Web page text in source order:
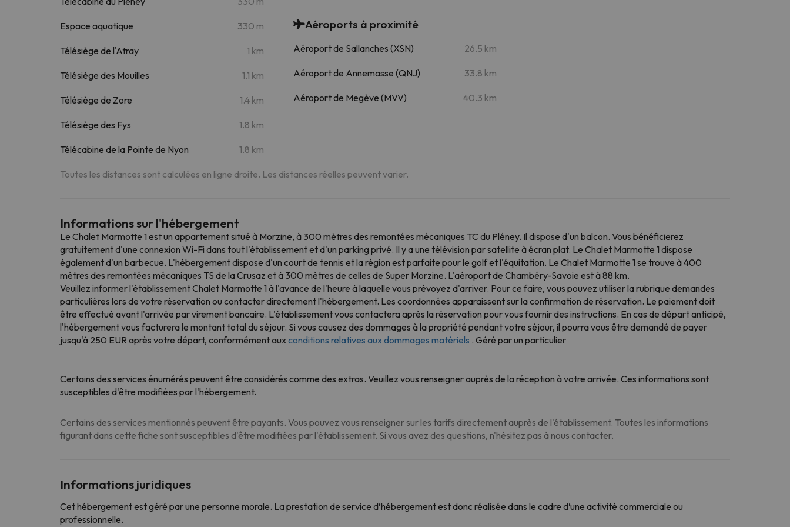
Espace aquatique 330 m
Télésiège de l'Atray 1 km
Télésiège des Mouilles 1.1 km
Télésiège de Zore 1.4 km
Télésiège des Fys 1.8 km
Télécabine de la Pointe de Nyon 1.8 km
Aéroports à proximité
Aéroport de Sallanches (XSN) 26.5 km
Aéroport de Annemasse (QNJ) 33.8 km
Aéroport de Megève (MVV) 40.3 km
Toutes les distances sont calculées en ligne droite. Les distances réelles peuvent varier.
Informations sur l'hébergement
Le Chalet Marmotte 1 est un appartement situé à Morzine, à 300 mètres des remontées mécaniques TC du Pléney. Il dispose d'un balcon. Vous bénéficierez
gratuitement d'une connexion Wi-Fi dans tout l'établissement et d'un parking privé. Il y a une télévision par satellite à écran plat. Le Chalet Marmotte 1 dispose
également d'un barbecue. L'hébergement dispose d'un court de tennis et la région est parfaite pour le golf et l'équitation. Le Chalet Marmotte 1 se trouve à 400
mètres des remontées mécaniques TS de la Crusaz et à 300 mètres de celles de Super Morzine. L'aéroport de Chambéry-Savoie est à 88 km.
Veuillez informer l'établissement Chalet Marmotte 1 à l'avance de l'heure à laquelle vous prévoyez d'arriver. Pour ce faire, vous pouvez utiliser la rubrique demandes
particulières lors de votre réservation ou contacter directement l'hébergement. Les coordonnées apparaissent sur la confirmation de réservation. Le paiement doit
être effectué avant l'arrivée par virement bancaire. L'établissement vous contactera après la réservation pour vous fournir des instructions. En cas de départ anticipé,
l'hébergement vous facturera le montant total du séjour. Si vous causez des dommages à la propriété pendant votre séjour, il pourra vous être demandé de payer
jusqu'à 250 EUR après votre départ, conformément auxconditions relatives aux dommages matériels . Géré par un particulier
Certains des services énumérés peuvent être considérés comme des extras. Veuillez vous renseigner auprès de la réception à votre arrivée. Ces informations sont
susceptibles d'être modifiées par l'hébergement.
Certains des services mentionnés peuvent être payants. Vous pouvez vous renseigner sur les tarifs directement auprès de l'établissement. Toutes les informations
figurant dans cette fiche sont susceptibles d'être modifiées par l'établissement. Si vous avez des questions, n'hésitez pas à nous contacter.
Informations juridiques
Cet hébergement est géré par une personne morale. La prestation de service d’hébergement est donc réalisée dans le cadre d’une activité commerciale ou
professionnelle.